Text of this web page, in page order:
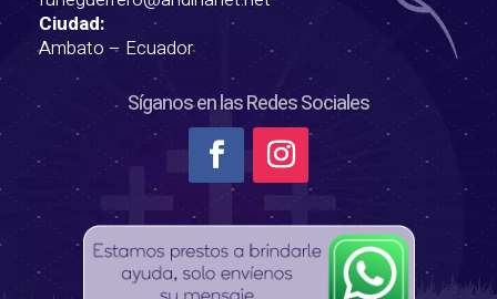
Ciudad:
Ambato – Ecuador
Síganos en las Redes Sociales